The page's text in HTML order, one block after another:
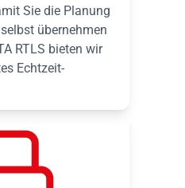
Sie die Planung
übernehmen
RTLS bieten wir
Echtzeit-